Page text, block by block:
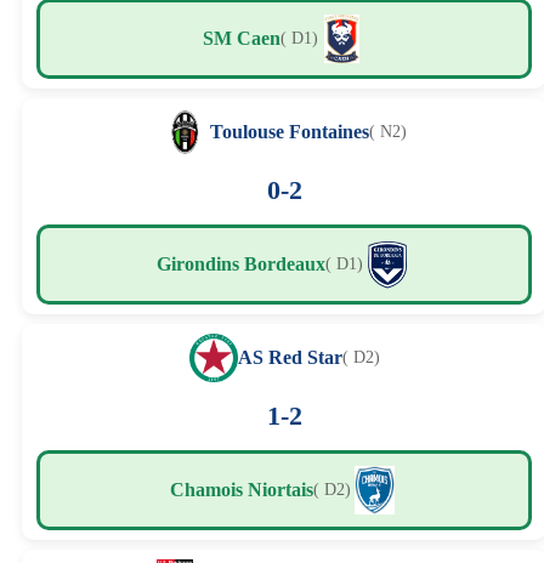
SM Caen( D1)
Toulouse Fontaines( N2)
0-2
Girondins Bordeaux( D1)
AS Red Star( D2)
1-2
Chamois Niortais( D2)